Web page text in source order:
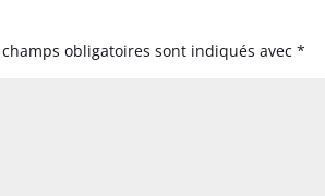
champs obligatoires sont indiqués avec*